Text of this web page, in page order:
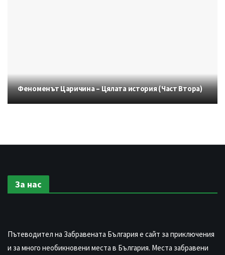
Феноменът Царичина – Цялата история (Част Втора)
За нас
Пътеводител на Забравената България е сайт за приключения
и за много необикновени места в България. Места забравени